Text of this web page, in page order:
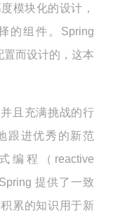
模块化的设计，
的组件。Spring
置而设计的，这本
且充满挑战的行
跟进优秀的新范
编程（reactive
提供了一致
累的知识用于新